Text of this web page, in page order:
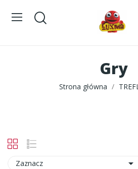
Gry
Strona główna TREFL
Zaznacz 